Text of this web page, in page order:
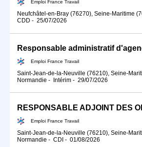
Emploi France Travail
Neufchâtel-en-Bray (76270), Seine-Maritime
CDD - 25/07/2026
Responsable administratif
Emploi France Travail
Saint-Jean-de-la-Neuville (76210), Seine-
Normandie - Intérim - 29/07/2026
Emploi France Travail
Saint-Jean-de-la-Neuville (76210), Seine-
Normandie - CDI - 01/08/2026